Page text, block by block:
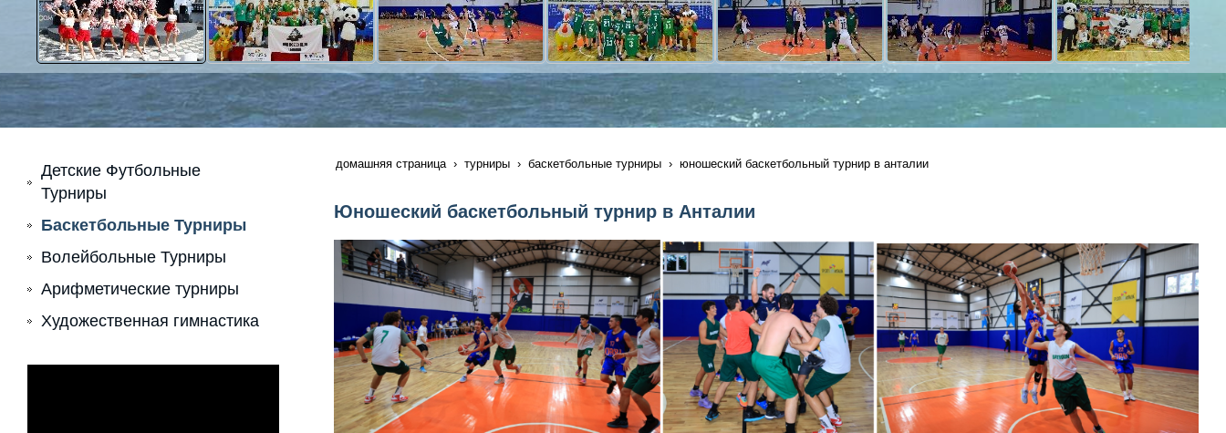
домашняя страница турниры баскетбольные турниры юношеский баскетбольный турнир в анталии
Юношеский баскетбольный турнир в Анталии
Детские Футбольные
Турниры
Баскетбольные Турниры
Волейбольные Турниры
Арифметические турниры
Художественная гимнастика